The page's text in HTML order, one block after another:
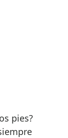
pies?